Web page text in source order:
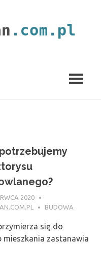
2020
BUDOWA
się do
mieszkania zastanawia